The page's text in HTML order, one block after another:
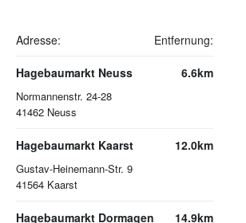
Adresse: Entfernung:
Hagebaumarkt Neuss
Normannenstr. 24-28
41462 Neuss
6.6km
Hagebaumarkt Kaarst
Gustav-Heinemann-Str. 9
41564 Kaarst
12.0km
Hagebaumarkt Dormagen 14.9km